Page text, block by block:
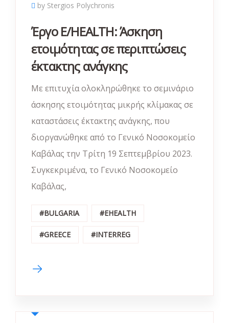
by Stergios Polychronis
Έργο E/HEALTH: Άσκηση
ετοιμότητας σε περιπτώσεις
έκτακτης ανάγκης
Με επιτυχία ολοκληρώθηκε το σεμινάριο
άσκησης ετοιμότητας μικρής κλίμακας σε
καταστάσεις έκτακτης ανάγκης, που
διοργανώθηκε από το Γενικό Νοσοκομείο
Καβάλας την Τρίτη 19 Σεπτεμβρίου 2023.
Συγκεκριμένα, τo Γενικό Νοσοκομείο
Καβάλας,
#BULGARIA #EHEALTH
#GREECE #INTERREG